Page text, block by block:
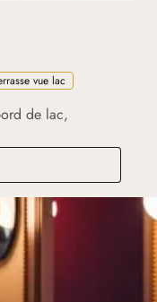
vue lac
de lac,
du Lac